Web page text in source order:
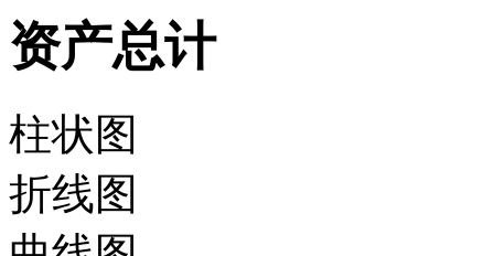
资产总计
柱状图
折线图